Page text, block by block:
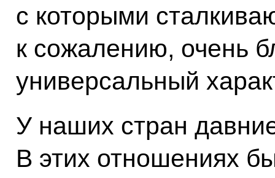
с которыми
к сожалению, очень
универсальный
У наших стран
В этих отношениях